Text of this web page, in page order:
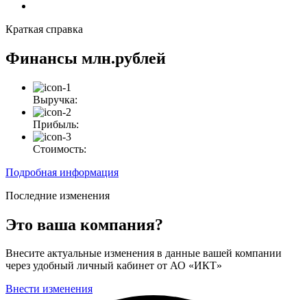
Краткая справка
Финансы млн.рублей
Выручка:
Прибыль:
Стоимость:
Подробная информация
Последние изменения
Это ваша компания?
Внесите актуальные изменения в данные вашей компании
через удобный личный кабинет от АО «ИКТ»
Внести изменения